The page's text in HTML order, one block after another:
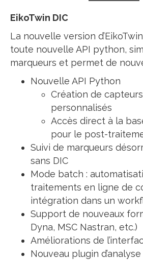
EikoTwin DIC
La nouvelle version
toute nouvelle API python,
marqueurs et permet de
Nouvelle API Python
Création de
personnalisés
Accès direct à la
pour le post-
Suivi de marqueurs
sans DIC
Mode batch :
traitements en ligne de
intégration dans un
Support de nouveaux
Dyna, MSC Nastran, etc.)
Améliorations de
Nouveau plugin